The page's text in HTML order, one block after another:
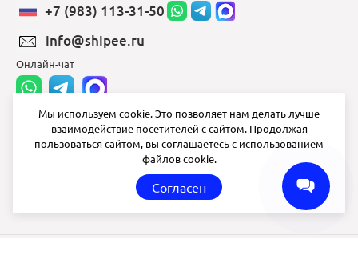
+7 (983) 113-31-50
info@shipee.ru
Онлайн-чат
info@shipee.ru
СБ ВС выходной
Мы используем cookie. Это позволяет нам делать лучше
взаимодействие посетителей с сайтом. Продолжая
пользоваться сайтом, вы соглашаетесь с использованием
файлов cookie.
Согласен